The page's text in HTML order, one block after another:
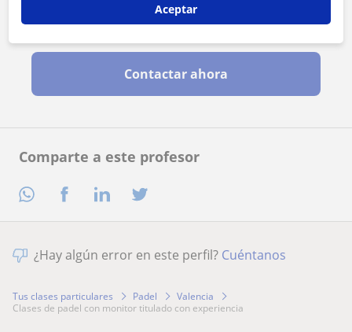
Comparte a este profesor
Al hacer clic, aceptas nuestroaviso legaly deprivacidad
Contactar ahora
¿Hay algún error en este perfil? Cuéntanos
Tus clases particulares Padel
Valencia
clases de padel con monitor titulado con experiencia
Aceptar